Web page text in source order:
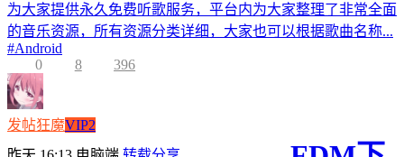
为大家提供永久免费听歌服务，平台内为大家整理了非常全面
的音乐资源，所有资源分类详细，大家也可以根据歌曲名称...
#Android
0
8 396
发帖狂魔VIP2